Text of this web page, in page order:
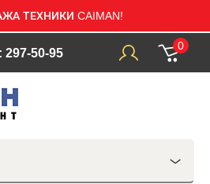
ТЕХНИКИ CAIMAN!
297-50-95
0